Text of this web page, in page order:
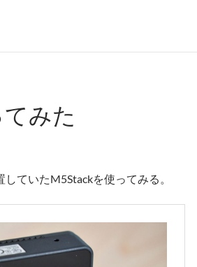
みた
ていたM5Stackを使ってみる。